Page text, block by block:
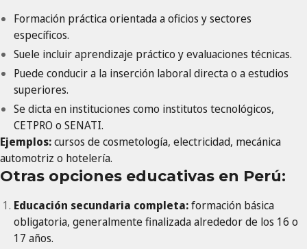
Formación práctica orientada a oficios y sectores
específicos.
Suele incluir aprendizaje práctico y evaluaciones técnicas.
Puede conducir a la inserción laboral directa o a estudios
superiores.
Se dicta en instituciones como institutos tecnológicos,
CETPRO o SENATI.
Ejemplos:cursos de cosmetología, electricidad, mecánica
automotriz o hotelería.
Otras opciones educativas en Perú:
Educación secundaria completa:formación básica
obligatoria, generalmente finalizada alrededor de los 16 o
17 años.